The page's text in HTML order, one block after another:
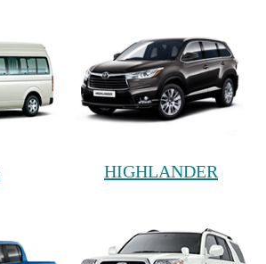
HIGHLANDER